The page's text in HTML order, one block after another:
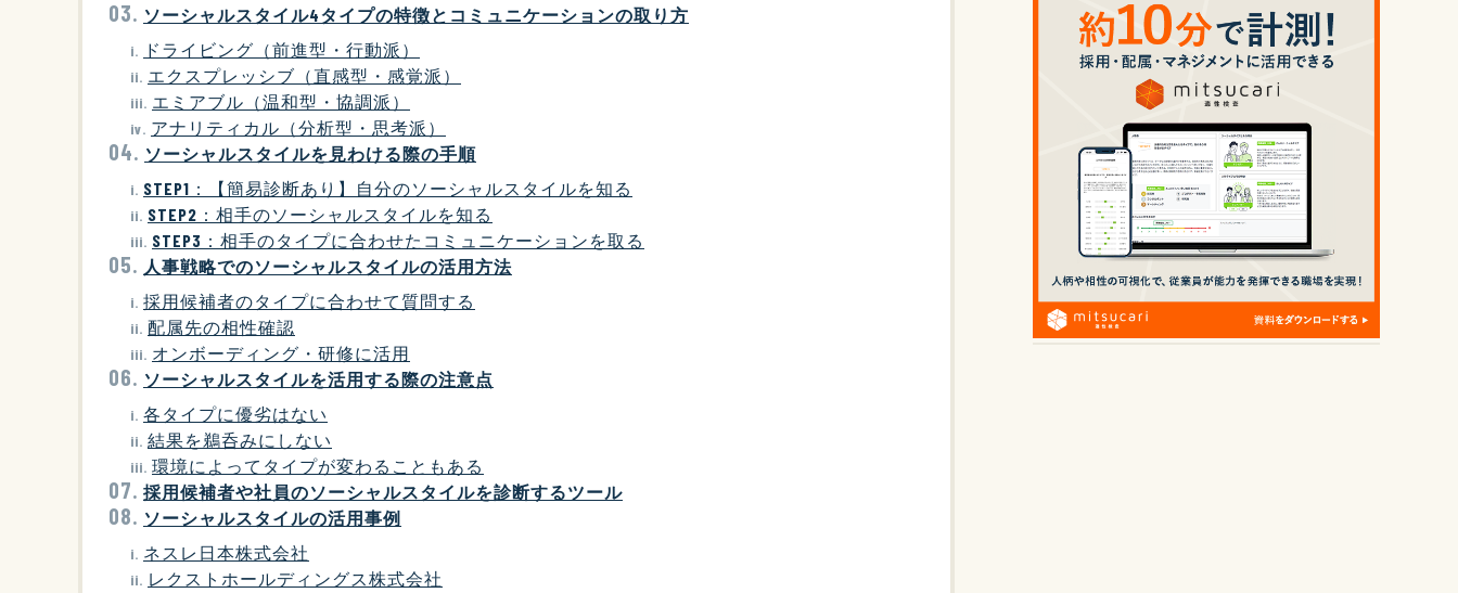
ソーシャルスタイル4タイプの特徴とコミュニケーションの取り方
ドライビング（前進型・行動派）
エクスプレッシブ（直感型・感覚派）
エミアブル（温和型・協調派）
アナリティカル（分析型・思考派）
ソーシャルスタイルを見わける際の手順
STEP1：【簡易診断あり】自分のソーシャルスタイルを知る
STEP2：相手のソーシャルスタイルを知る
STEP3：相手のタイプに合わせたコミュニケーションを取る
人事戦略でのソーシャルスタイルの活用方法
採用候補者のタイプに合わせて質問する
配属先の相性確認
オンボーディング・研修に活用
ソーシャルスタイルを活用する際の注意点
各タイプに優劣はない
結果を鵜呑みにしない
環境によってタイプが変わることもある
採用候補者や社員のソーシャルスタイルを診断するツール
ソーシャルスタイルの活用事例
ネスレ日本株式会社
レクストホールディングス株式会社